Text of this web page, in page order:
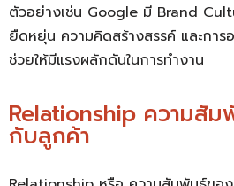
ตัวอย่างเช่น Google มี Brand
ยืดหยุ่น ความคิดสร้างสรรค์ และกา
ช่วยให้มีแรงผลักดันในการทำงาน
Relationship ความสั
กับลูกค้า